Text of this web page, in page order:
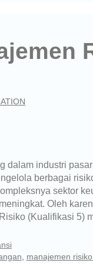
dalam industri
berbagai
sektor
Oleh
(Kualifikasi 5)
manajemen